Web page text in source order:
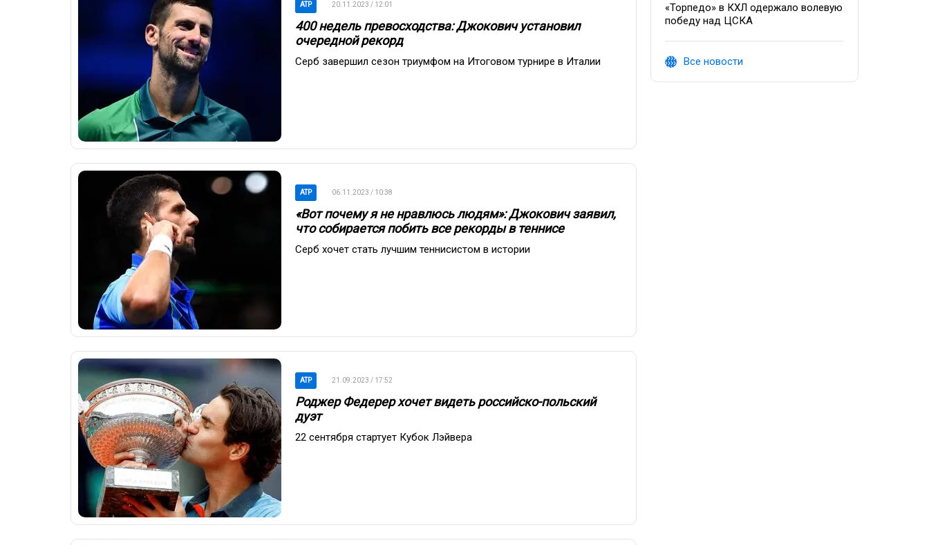
ATP 20.11.2023 / 12:01
400 недель превосходства: Джокович установил
очередной рекорд
Серб завершил сезон триумфом на Итоговом турнире в Италии
ATP 06.11.2023 / 10:38
«Вот почему я не нравлюсь людям»: Джокович заявил,
что собирается побить все рекорды в теннисе
Серб хочет стать лучшим теннисистом в истории
ATP 21.09.2023 / 17:52
Роджер Федерер хочет видеть российско-польский
дуэт
22 сентября стартует Кубок Лэйвера
«Торпедо» в КХЛ одержало волевую
победу над ЦСКА
Все новости